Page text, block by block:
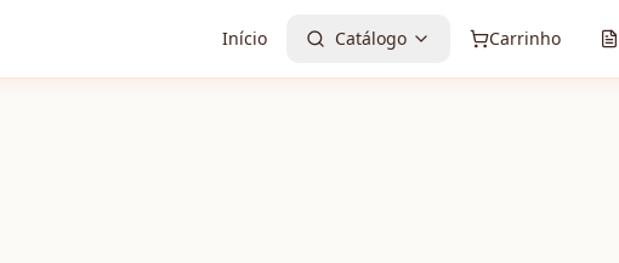
Início Catálogo Carrinho